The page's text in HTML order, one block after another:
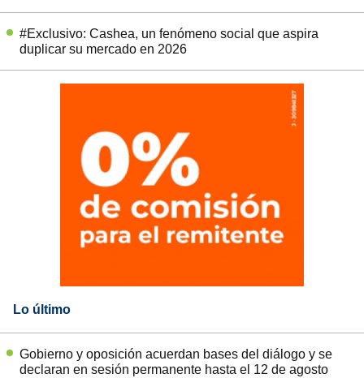
#Exclusivo: Cashea, un fenómeno social que aspira
duplicar su mercado en 2026
Lo último
Gobierno y oposición acuerdan bases del diálogo y se
declaran en sesión permanente hasta el 12 de agosto